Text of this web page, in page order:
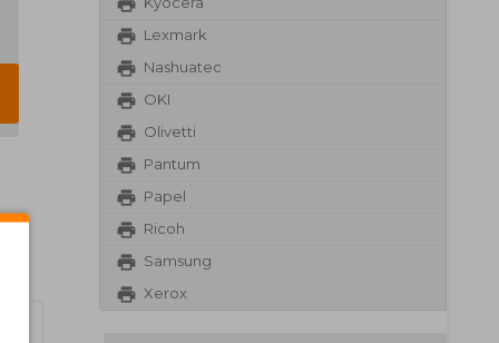
Lexmark
Nashuatec
OKI
Olivetti
Pantum
Papel
Ricoh
Samsung
Xerox